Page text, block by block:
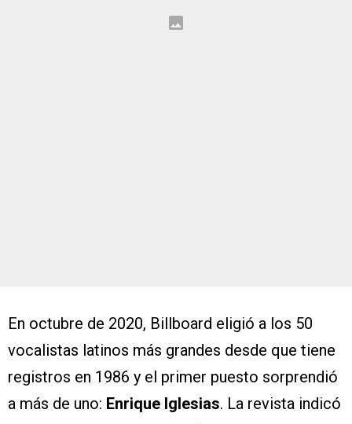
En octubre de 2020, Billboard eligió a los 50
vocalistas latinos más grandes desde que tiene
registros en 1986 y el primer puesto sorprendió
a más de uno: Enrique Iglesias. La revista indicó